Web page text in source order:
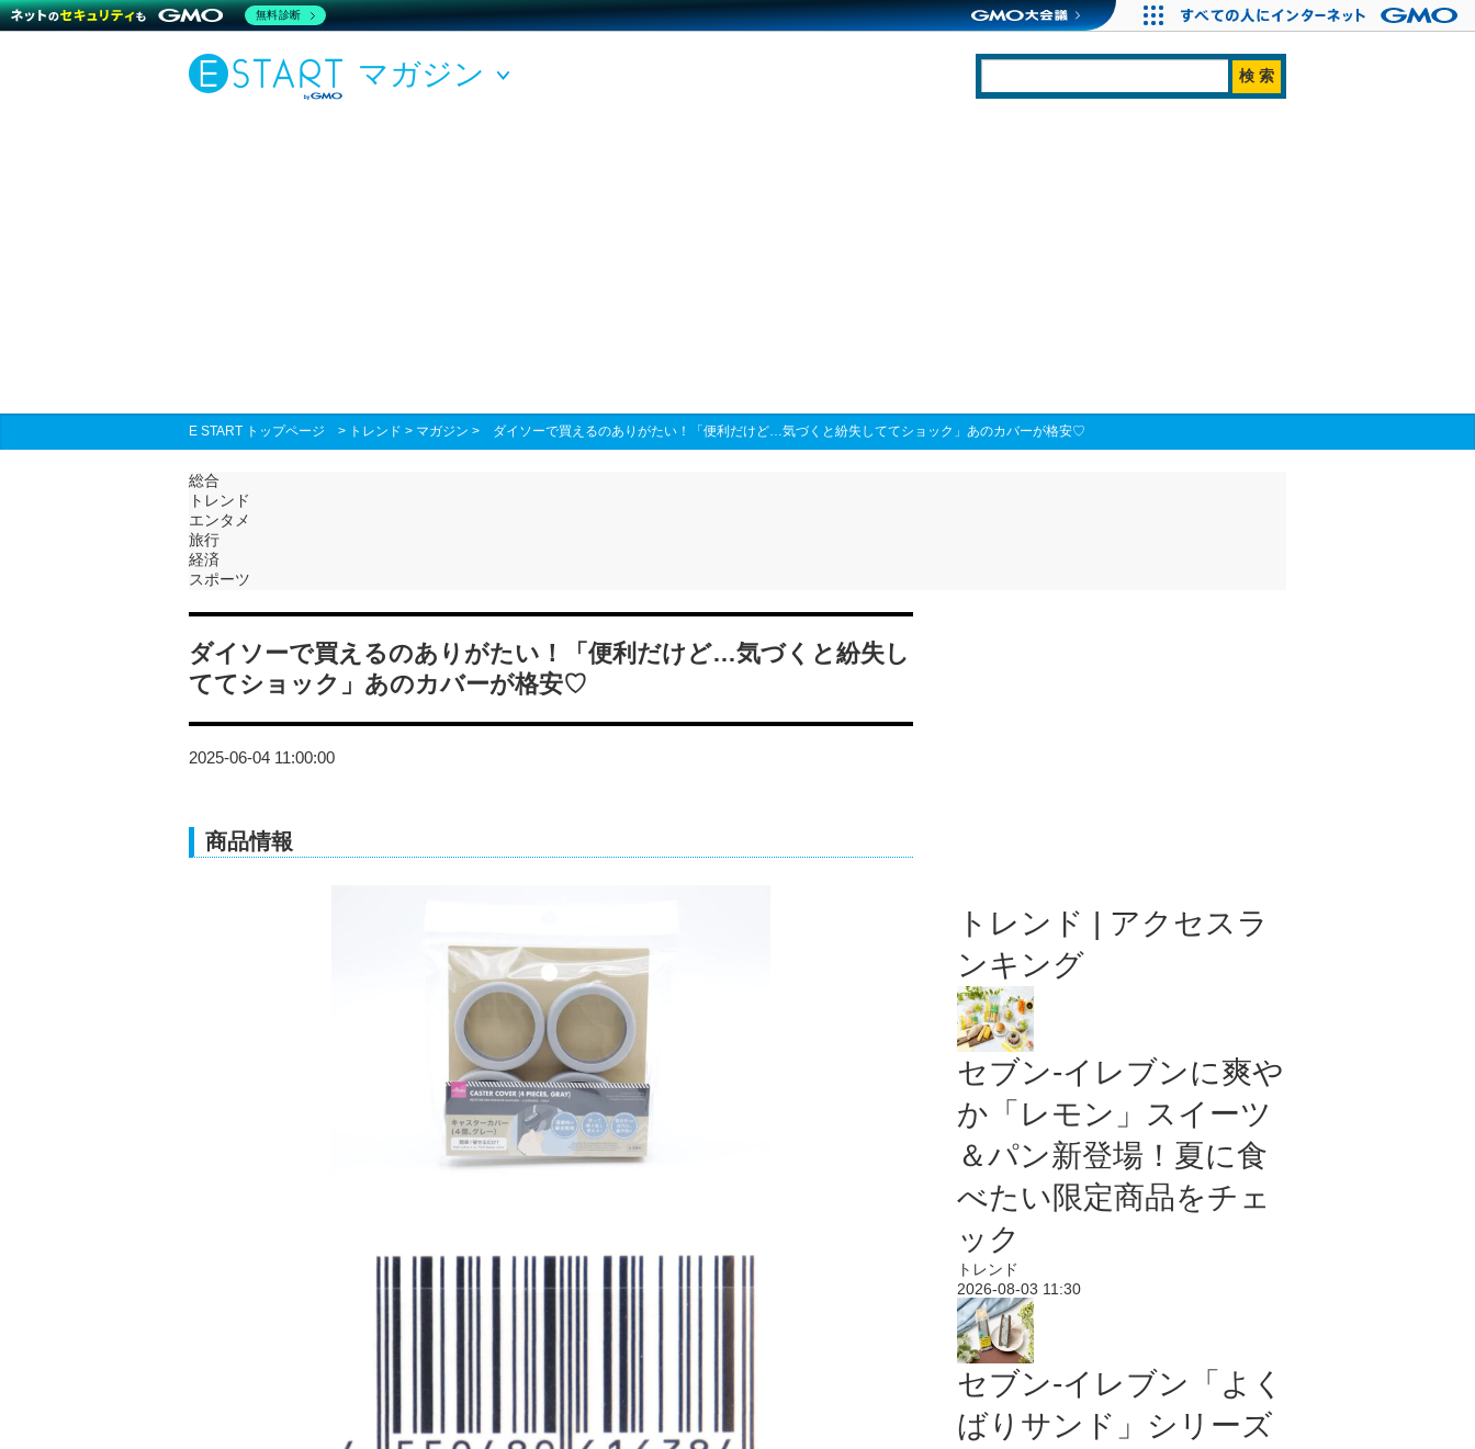
マガジン
E START トップページ > トレンド > マガジン > ダイソーで買えるのありがたい！「便利だけど…気づくと紛失しててショック」あのカバーが格安♡
総合
トレンド
エンタメ
旅行
経済
スポーツ
ダイソーで買えるのありがたい！「便利だけど…気づくと紛失し
ててショック」あのカバーが格安♡
2025-06-04 11:00:00
商品情報
トレンド | アクセスラ
ンキング
セブン‐イレブンに爽や
か「レモン」スイーツ
＆パン新登場！夏に食
べたい限定商品をチェ
ック
トレンド
2026-08-03 11:30
セブン‐イレブン「よく
ばりサンド」シリーズ
無料診断